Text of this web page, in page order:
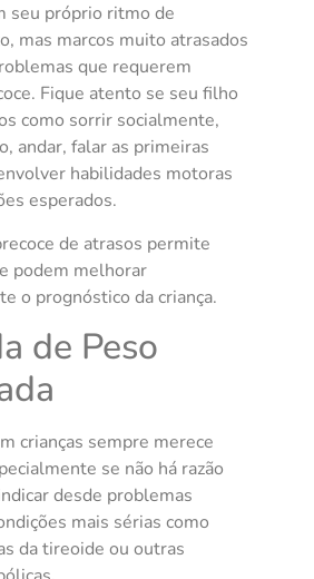
seu próprio ritmo de
mas marcos muito atrasados
que requerem
Fique atento se seu filho
como sorrir socialmente,
andar, falar as primeiras
habilidades motoras
esperados.
de atrasos permite
podem melhorar
o prognóstico da criança.
de Peso
crianças sempre merece
se não há razão
desde problemas
mais sérias como
da tireoide ou outras